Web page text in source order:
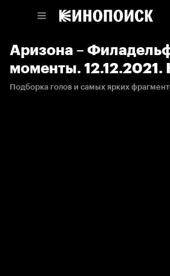
Аризона –
моменты.
Подборка голов и самых ярких